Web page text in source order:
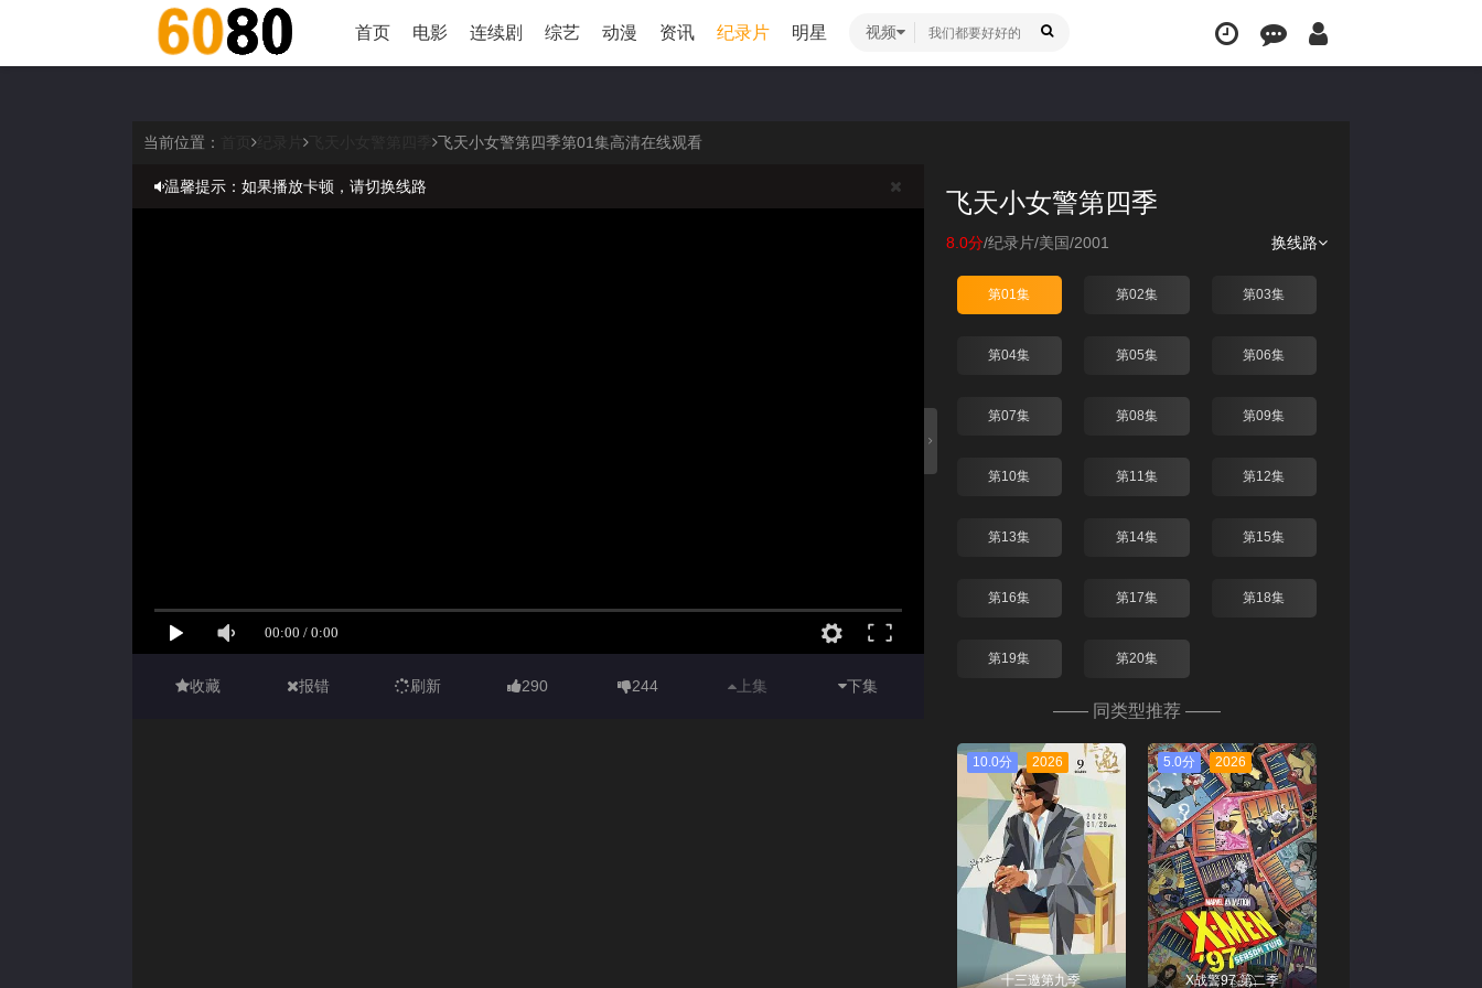
首页 电影 连续剧 综艺 动漫 资讯 纪录片 明星 视频
当前位置： 飞天小女警第四季第01集高清在线观看
温馨提示：如果播放卡顿，请切换线路
收藏 报错 刷新 290 244 上集 下集
飞天小女警第四季
换线路
8.0分/纪录片/美国/2001
第01集 第02集 第03集
第04集 第05集 第06集
第07集 第08集 第09集
第10集 第11集 第12集
第13集 第14集 第15集
第16集 第17集 第18集
第19集 第20集
—— 同类型推荐 ——
10.0分 2026
十三邀第九季
5.0分 2026
X战警97 第二季